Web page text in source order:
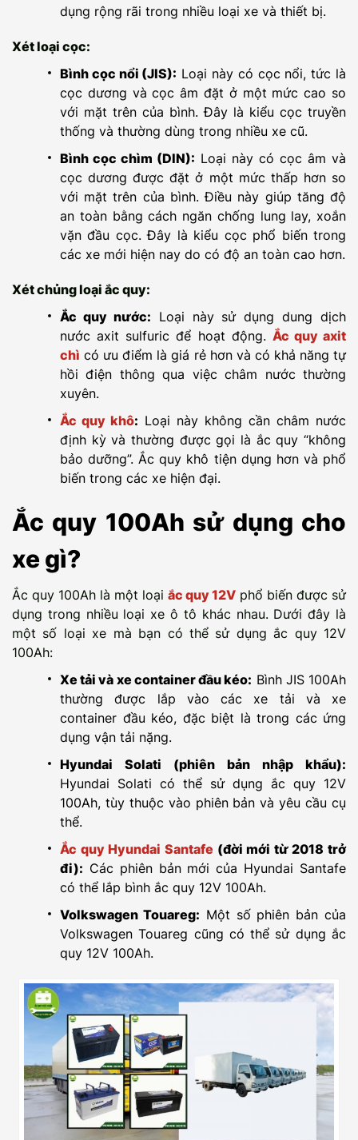
dụng rộng rãi trong nhiều loại xe và thiết bị.
Xét loại cọc:
Bình cọc nổi (JIS): Loại này có cọc nổi, tức là
cọc dương và cọc âm đặt ở một mức cao so
với mặt trên của bình. Đây là kiểu cọc truyền
thống và thường dùng trong nhiều xe cũ.
Bình cọc chìm (DIN): Loại này có cọc âm và
cọc dương được đặt ở một mức thấp hơn so
với mặt trên của bình. Điều này giúp tăng độ
an toàn bằng cách ngăn chống lung lay, xoắn
vặn đầu cọc. Đây là kiểu cọc phổ biến trong
các xe mới hiện nay do có độ an toàn cao hơn.
Xét chủng loại ắc quy:
Ắc quy nước: Loại này sử dụng dung dịch
nước axit sulfuric để hoạt động. Ắc quy axit
chì có ưu điểm là giá rẻ hơn và có khả năng tự
hồi điện thông qua việc châm nước thường
xuyên.
Ắc quy khô: Loại này không cần châm nước
định kỳ và thường được gọi là ắc quy “không
bảo dưỡng”. Ắc quy khô tiện dụng hơn và phổ
biến trong các xe hiện đại.
Ắc quy 100Ah sử dụng cho
xe gì?
Ắc quy 100Ah là một loại ắc quy 12V phổ biến được sử
dụng trong nhiều loại xe ô tô khác nhau. Dưới đây là
một số loại xe mà bạn có thể sử dụng ắc quy 12V
100Ah:
Xe tải và xe container đầu kéo: Bình JIS 100Ah
thường được lắp vào các xe tải và xe
container đầu kéo, đặc biệt là trong các ứng
dụng vận tải nặng.
Hyundai Solati (phiên bản nhập khẩu):
Hyundai Solati có thể sử dụng ắc quy 12V
100Ah, tùy thuộc vào phiên bản và yêu cầu cụ
thể.
Ắc quy Hyundai Santafe (đời mới từ 2018 trở
đi): Các phiên bản mới của Hyundai Santafe
có thể lắp bình ắc quy 12V 100Ah.
Volkswagen Touareg: Một số phiên bản của
Volkswagen Touareg cũng có thể sử dụng ắc
quy 12V 100Ah.